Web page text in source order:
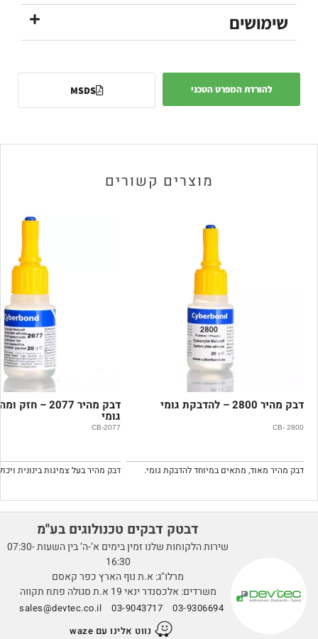
שימושים
להורדת המפרט הטכני MSDS
מוצרים קשורים
דבק מהיר 2800 – להדבקת גומי
CB- 2800
דבק מהיר מאוד, מתאים במיוחד להדבקת גומי.
דבק מהיר 2077
גומי
CB-2077
דבטק דבקים טכנולוגים בע''מ
שירות הלקוחות שלנו זמין בימים א’-ה’ בין השעות 07:30-
16:30
מרלו"ג: א.ת נוף הארץ כפר קאסם
משרדים: אלכסנדר ינאי 19 א.ת סגולה פתח תקווה
03-9306694
03-9043717
sales@devtec.co.il
נווט אלינו עם waze